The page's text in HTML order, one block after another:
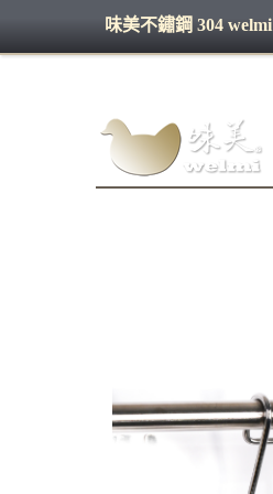
味美不鏽鋼 304 welmi